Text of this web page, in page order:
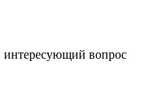
интересующий вопрос